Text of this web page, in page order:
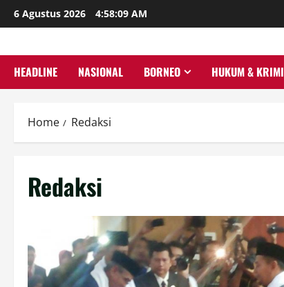
Skip
to
6 Agustus 2026 4:58:11 AM
HEADLINE NASIONAL BORNEO HUKUM &
Home Redaksi
Redaksi